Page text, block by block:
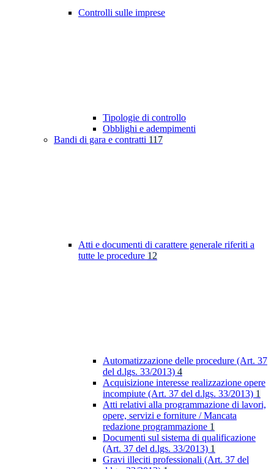
Controlli sulle imprese
Tipologie di controllo
Obblighi e adempimenti
Bandi di gara e contratti 117
Atti e documenti di carattere generale riferiti a
tutte le procedure 12
Automatizzazione delle procedure (Art. 37
del d.lgs. 33/2013) 4
Acquisizione interesse realizzazione opere
incompiute (Art. 37 del d.lgs. 33/2013) 1
Atti relativi alla programmazione di lavori,
opere, servizi e forniture / Mancata
redazione programmazione 1
Documenti sul sistema di qualificazione
(Art. 37 del d.lgs. 33/2013) 1
Gravi illeciti professionali (Art. 37 del